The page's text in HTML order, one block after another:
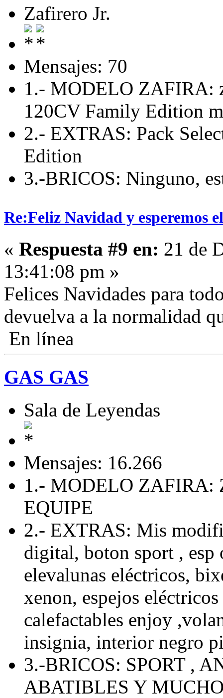
Zafirero Jr.
Mensajes: 70
1.- MODELO ZAFIRA:
120CV Family Edition
2.- EXTRAS: Pack
Edition
3.-BRICOS: Ninguno,
Re:Feliz Navidad y esperemos
« Respuesta #9 en: 21 de
13:41:08 pm »
Felices Navidades para
devuelva a la normalidad
En línea
GAS GAS
Sala de Leyendas
Mensajes: 16.266
1.- MODELO ZAFIRA:
EQUIPE
2.- EXTRAS: Mis
digital, boton sport , esp
elevalunas eléctricos,
xenon, espejos
calefactables enjoy
insignia, interior negro
3.-BRICOS: SPORT ,
ABATIBLES Y